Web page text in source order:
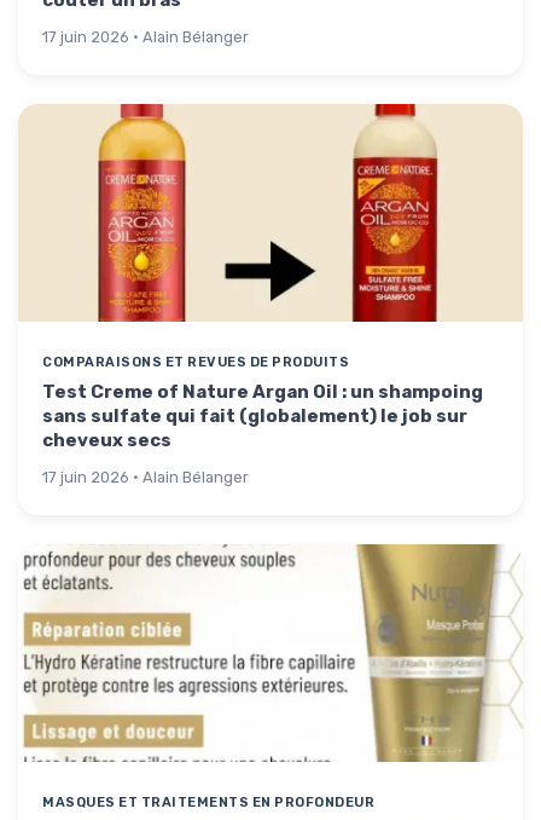
17 juin 2026 · Alain Bélanger
COMPARAISONS ET REVUES DE PRODUITS
Test Creme of Nature Argan Oil : un shampoing
sans sulfate qui fait (globalement) le job sur
cheveux secs
17 juin 2026 · Alain Bélanger
MASQUES ET TRAITEMENTS EN PROFONDEUR